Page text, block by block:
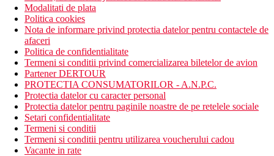
Modalitati de plata
Politica cookies
Nota de informare privind protectia datelor pentru contactele de
afaceri
Politica de confidentialitate
Termeni si conditii privind comercializarea biletelor de avion
Partener DERTOUR
PROTECTIA CONSUMATORILOR - A.N.P.C.
Protectia datelor cu caracter personal
Protectia datelor pentru paginile noastre de pe retelele sociale
Setari confidentialitate
Termeni si conditii
Termeni si conditii pentru utilizarea voucherului cadou
Vacante in rate